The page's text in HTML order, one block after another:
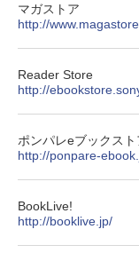
マガストア
http://
Reader Store
http://
ポンパレeブックスト
http://ponpare-
BookLive!
http://booklive.jp/